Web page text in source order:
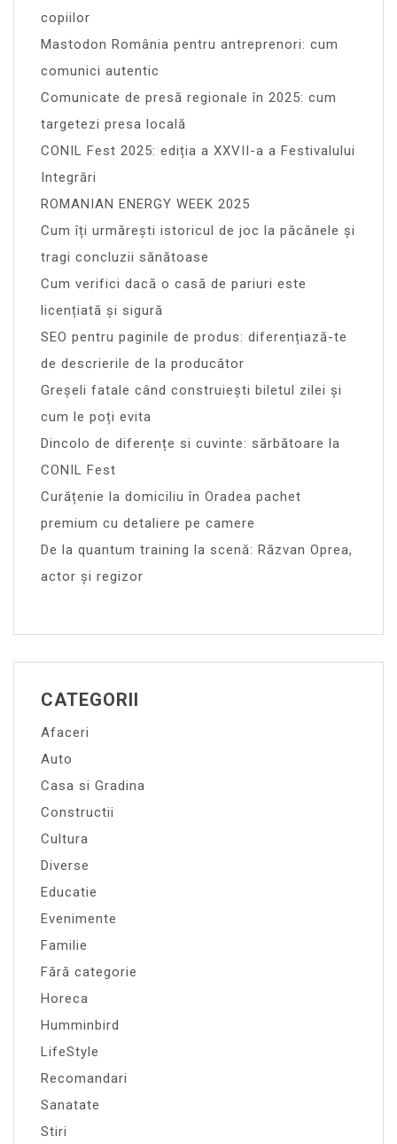
copiilor
Mastodon România pentru antreprenori: cum
comunici autentic
Comunicate de presă regionale în 2025: cum
targetezi presa locală
CONIL Fest 2025: ediția a XXVII-a a Festivalului
Integrări
ROMANIAN ENERGY WEEK 2025
Cum îți urmărești istoricul de joc la păcănele și
tragi concluzii sănătoase
Cum verifici dacă o casă de pariuri este
licențiată și sigură
SEO pentru paginile de produs: diferențiază-te
de descrierile de la producător
Greșeli fatale când construiești biletul zilei și
cum le poți evita
Dincolo de diferențe si cuvinte: sărbătoare la
CONIL Fest
Curățenie la domiciliu în Oradea pachet
premium cu detaliere pe camere
De la quantum training la scenă: Răzvan Oprea,
actor și regizor
CATEGORII
Afaceri
Auto
Casa si Gradina
Constructii
Cultura
Diverse
Educatie
Evenimente
Familie
Fără categorie
Horeca
Humminbird
LifeStyle
Recomandari
Sanatate
Stiri